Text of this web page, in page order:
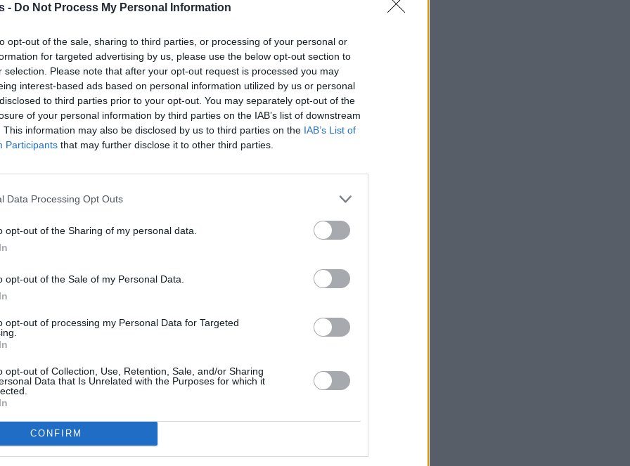
- Do Not Process My Personal Information
opt-out of the sale, sharing to third parties, or processing of your personal or
for targeted advertising by us, please use the below opt-out section to
selection. Please note that after your opt-out request is processed you may
interest-based ads based on personal information utilized by us or personal
to third parties prior to your opt-out. You may separately opt-out of the
of your personal information by third parties on the IAB’s list of downstream
This information may also be disclosed by us to third parties on the IAB’s List of
Participants that may further disclose it to other third parties.
Data Processing Opt Outs
opt-out of the Sharing of my personal data.
opt-out of the Sale of my Personal Data.
opt-out of processing my Personal Data for Targeted
opt-out of Collection, Use, Retention, Sale, and/or Sharing
Data that Is Unrelated with the Purposes for which it
CONFIRM
του Εθνικού Αρχαιολογικού Μουσείου από
έργων, που βρίσκονται στις αποθήκες του
Αυτή τη φορά είναι «Οι τελευταίες
παραστάσεις γυναικών θεοτήτων που έχουν
σύνολο που περιλαμβάνει συγκεκριμένα, δύο